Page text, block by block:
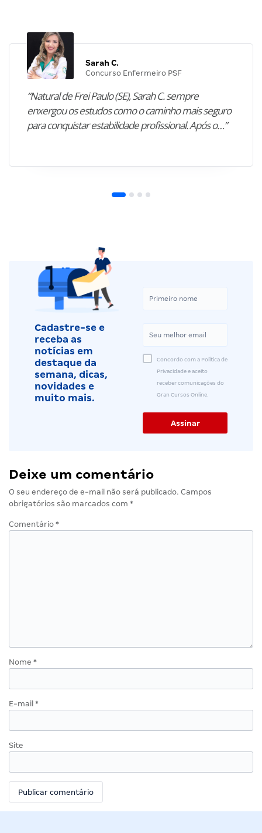
Sarah C.
Concurso Enfermeiro PSF
“Natural de Frei Paulo (SE), Sarah C. sempre
enxergou os estudos como o caminho mais seguro
para conquistar estabilidade profissional. Após o…”
Cadastre-se e
receba as
notícias em
destaque da
semana, dicas,
novidades e
muito mais.
Concordo com a Política de
Privacidade e aceito
receber comunicações do
Gran Cursos Online.
Deixe um comentário
O seu endereço de e-mail não será publicado. Campos
obrigatórios são marcados com *
Comentário *
Nome *
E-mail *
Site